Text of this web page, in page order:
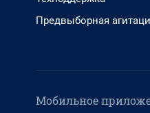
Предвыборная
Мобильное